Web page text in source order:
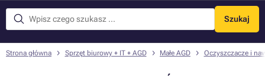
Szukaj
Menu
Strona główna Sprzęt biurowy + IT + AGD Małe AGD Oczyszczacze i